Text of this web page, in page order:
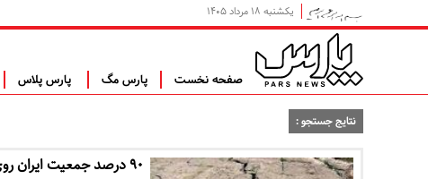
یکشنبه ۱۸ مرداد ۱۴۰۵
صفحه نخست پارس مگ پارس پلاس
نتایج جستجو :
۹۰ درصد جمعیت ایران روی گسل زندگی می‌کنند